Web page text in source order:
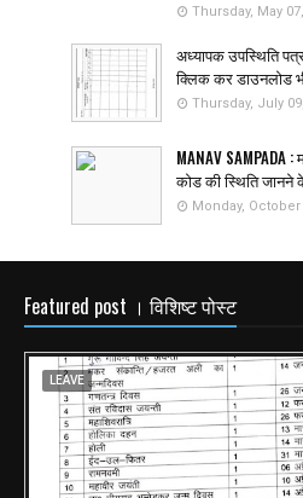
Thursday, May
अध्यापक उपस्थिति
क्लिक कर डाउनलोड
Thursday, July
MANAV SAMPADA :
कोड की स्थिति जानने
Monday, October
Featured post । विशिष्ट पोस्ट
LEAVE